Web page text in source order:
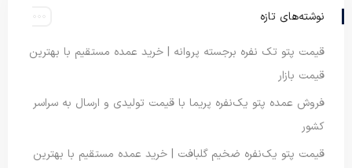
نوشته‌های تازه
قیمت پتو تک نفره برجسته پروانه | خرید عمده مستقیم با بهترین
قیمت بازار
فروش عمده پتو یک‌نفره پریما با قیمت تولیدی و ارسال به سراسر
کشور
قیمت پتو یک‌نفره ضخیم گلبافت | خرید عمده مستقیم با بهترین